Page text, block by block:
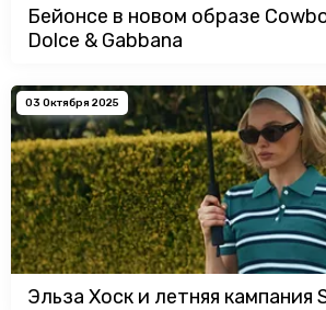
Бейонсе в новом образе
Dolce & Gabbana
03 Октября 2025
Эльза Хоск и летняя кампания